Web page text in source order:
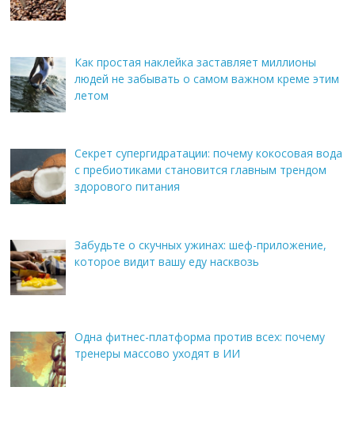
Как простая наклейка заставляет миллионы
людей не забывать о самом важном креме этим
летом
Секрет супергидратации: почему кокосовая вода
с пребиотиками становится главным трендом
здорового питания
Забудьте о скучных ужинах: шеф-приложение,
которое видит вашу еду насквозь
Одна фитнес-платформа против всех: почему
тренеры массово уходят в ИИ